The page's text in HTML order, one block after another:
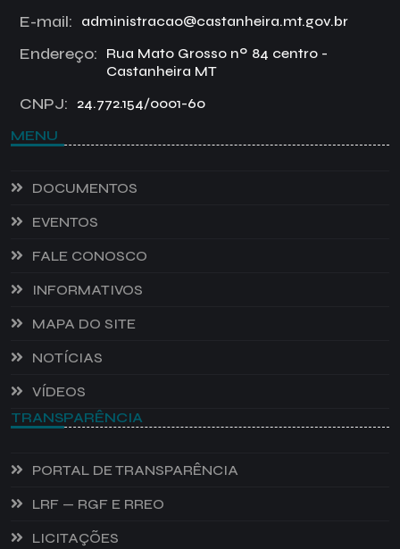
E-mail: administracao@castanheira.mt.gov.br
Endereço:
Rua Mato Grosso nº 84 centro -
Castanheira MT
CNPJ: 24.772.154/0001-60
MENU
DOCUMENTOS
EVENTOS
FALE CONOSCO
INFORMATIVOS
MAPA DO SITE
NOTÍCIAS
VÍDEOS
TRANSPARÊNCIA
PORTAL DE TRANSPARÊNCIA
LRF — RGF E RREO
LICITAÇÕES